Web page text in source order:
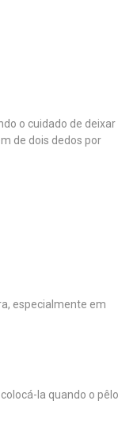
o cuidado de deixar
de dois dedos por
especialmente em
la quando o pêlo